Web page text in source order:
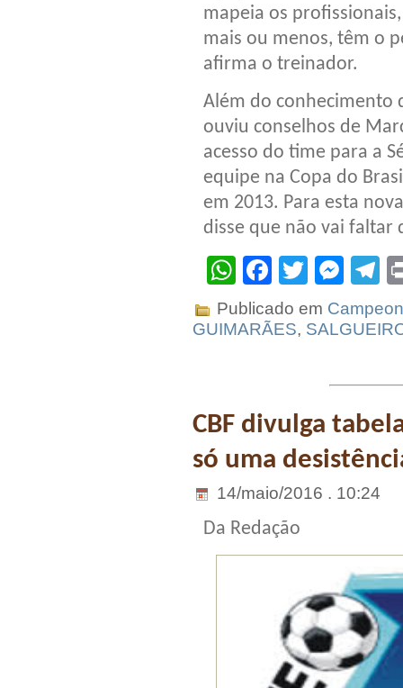
mapeia os
mais ou menos, têm o
afirma o treinador.
Além do conhecimento
ouviu conselhos de
acesso do time para a
equipe na Copa do
em 2013. Para esta
disse que não vai faltar
WhatsApp
Facebook
Twitter
Publicado em
GUIMARÃES,
CBF divulga
só uma
14/maio/2016 . 10:24
Da Redação